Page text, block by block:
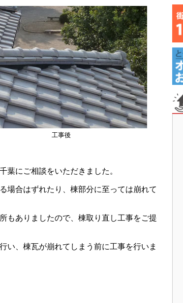
工事後
葉にご相談をいただきました。
場合はずれたり、棟部分に至っては崩れて
もありましたので、棟取り直し工事をご提
い、棟瓦が崩れてしまう前に工事を行いま